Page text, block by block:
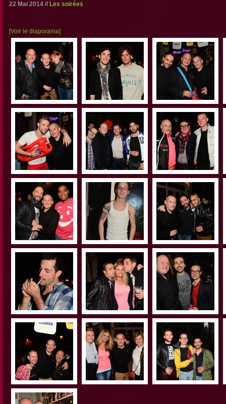
22 Mai 2014 // Les soirées
[Voir le diaporama]